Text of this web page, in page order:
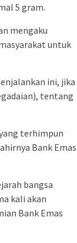
5 gram.
mengaku
untuk
ini, jika
tentang
terhimpun
Bank Emas
bangsa
kali akan
Bank Emas